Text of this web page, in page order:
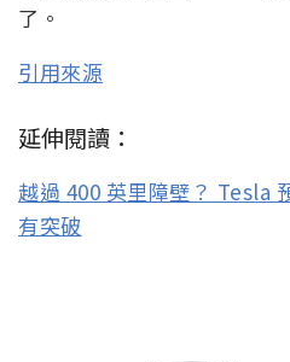
了。
引用來源
延伸閱讀：
越過 400 英里障壁？ Tesla
有突破